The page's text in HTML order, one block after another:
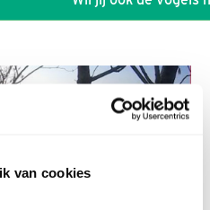
van cookies